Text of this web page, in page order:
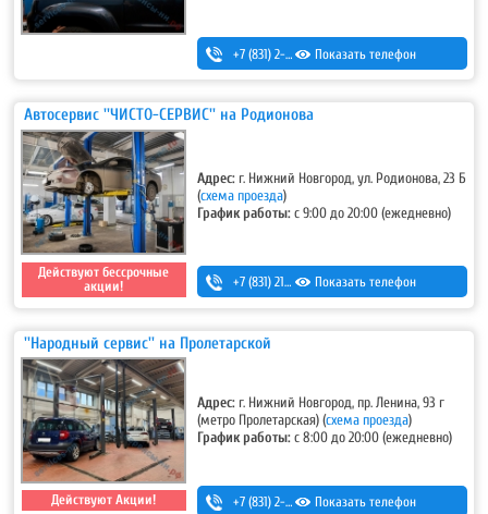
+7 (831) 2-330-111 Показать телефон
Автосервис ''ЧИСТО-СЕРВИС'' на Родионова
Действуют бессрочные
акции!
Адрес: г. Нижний Новгород, ул. Родионова, 23 Б
(схема проезда)
График работы:с 9:00 до 20:00 (ежедневно)
+7 (831) 213-75-75 (доб. 1) Показать телефон
''Народный сервис'' на Пролетарской
Действуют Акции!
Адрес: г. Нижний Новгород, пр. Ленина, 93 г
(метро Пролетарская)(схема проезда)
График работы:с 8:00 до 20:00 (ежедневно)
+7 (831) 2-330-333 Показать телефон